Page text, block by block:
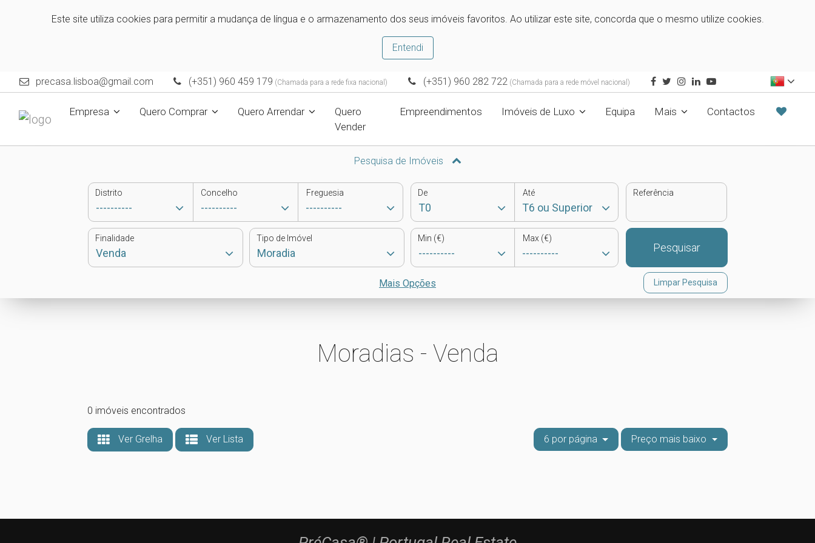
Este site utiliza cookies para permitir a mudança de língua e o armazenamento dos seus imóveis favoritos. Ao utilizar este site, concorda que o mesmo utilize cookies.
Entendi
precasa.lisboa@gmail.com (+351) 960 459 179 (Chamada para a rede fixa nacional) (+351) 960 282 722(Chamada para a rede móvel nacional)
Empresa Quero Comprar Quero Arrendar
Quero
Vender
Empreendimentos Imóveis de Luxo Equipa Mais Contactos
Pesquisa de Imóveis
Distrito Concelho Freguesia De Até Referência
Finalidade Tipo de Imóvel Min (€) Max (€)
Pesquisar
Mais Opções Limpar Pesquisa
Moradias - Venda
0 imóveis encontrados
Ver Grelha Ver Lista 6 por página Preço mais baixo